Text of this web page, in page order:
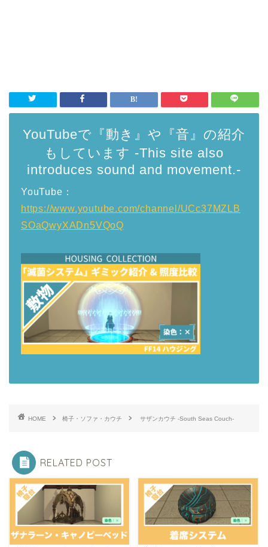
YouTubeで『動き』や『音』の紹介
もしています -This site also
introduces sound and movement.-
YouTube：
https://www.youtube.com/channel/UCc37MZLB
SOaQwyXADn5VQoQ
HOME 椅子・ソファ・カウチ サザンカウチ -South Seas Couch-
RELATED POST